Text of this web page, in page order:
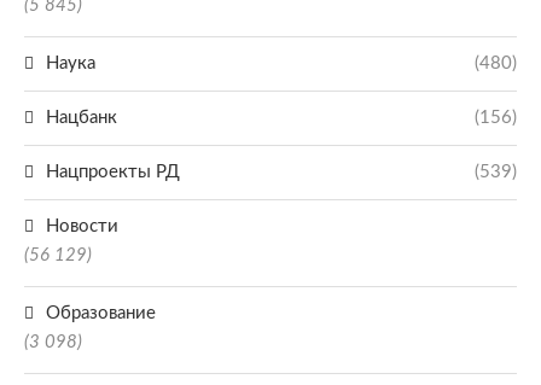
(5 845)
Наука (480)
Нацбанк (156)
Нацпроекты РД (539)
Новости
(56 129)
Образование
(3 098)